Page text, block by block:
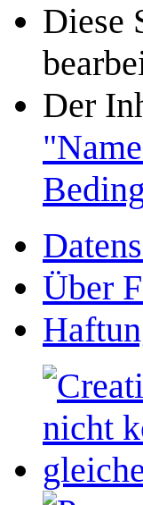
Diese
Der
Über